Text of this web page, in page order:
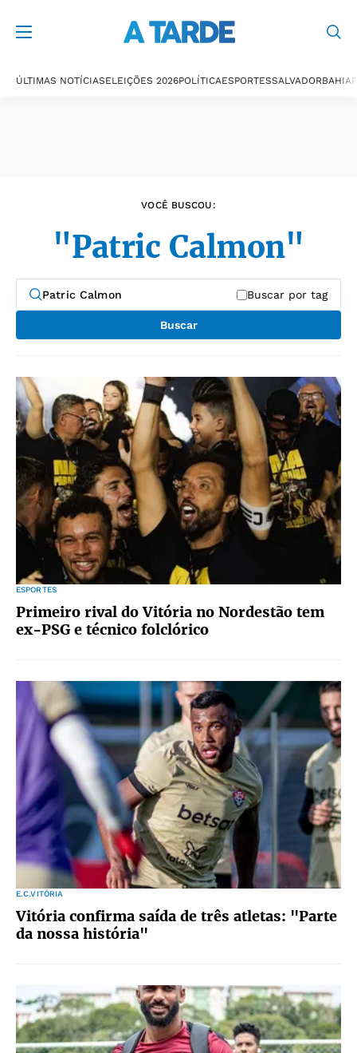
ÚLTIMAS NOTÍCIASELEIÇÕES 2026POLÍTICAESPORTESSALVADORBAHIA
VOCÊ BUSCOU:
"Patric Calmon"
Buscar por tag
Buscar
ESPORTES
Primeiro rival do Vitória no Nordestão tem
ex-PSG e técnico folclórico
E.C.VITÓRIA
Vitória confirma saída de três atletas: "Parte
da nossa história"